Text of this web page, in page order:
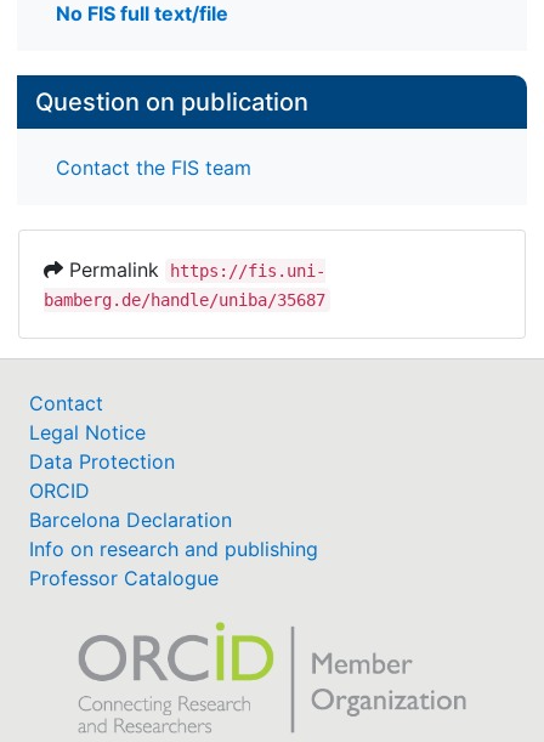
No FIS full text/file
Question on publication
Contact the FIS team
Permalink
https://fis.uni-
bamberg.de/handle/uniba/35687
Contact
Legal Notice
Data Protection
ORCID
Barcelona Declaration
Info on research and publishing
Professor Catalogue